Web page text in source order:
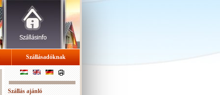
Szállásadóknak
Szállás ajánló